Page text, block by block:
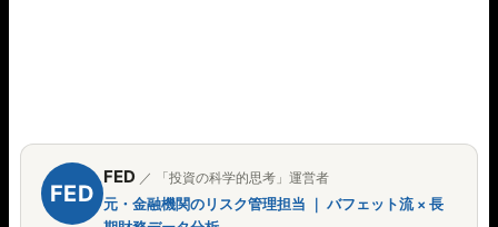
FED
FED ／ 「投資の科学的思考」運営者
元・金融機関のリスク管理担当 ｜ バフェット流 × 長